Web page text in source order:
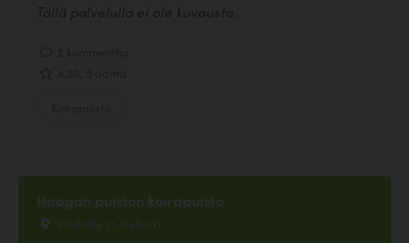
Tällä palvelulla ei ole kuvausta.
Haagan puiston koirapuisto
Vihdintie 21, Helsinki